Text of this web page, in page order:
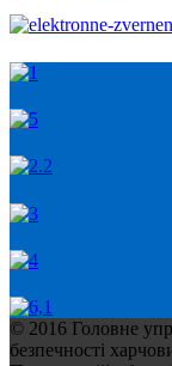
© 2016 Головне
безпечності